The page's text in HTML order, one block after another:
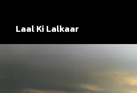
Laal Ki Lalkaar